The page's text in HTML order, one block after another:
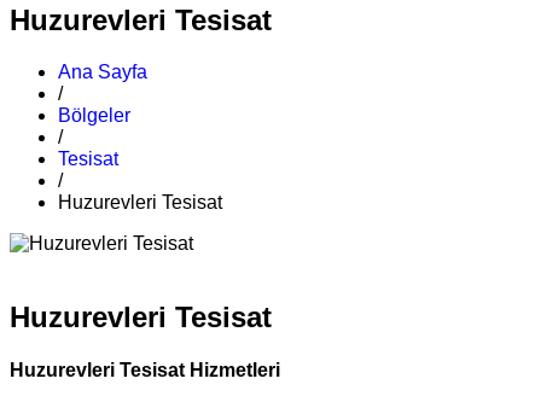
Huzurevleri Tesisat
Ana Sayfa
/
Bölgeler
/
Tesisat
/
Huzurevleri Tesisat
Huzurevleri Tesisat
Huzurevleri Tesisat Hizmetleri